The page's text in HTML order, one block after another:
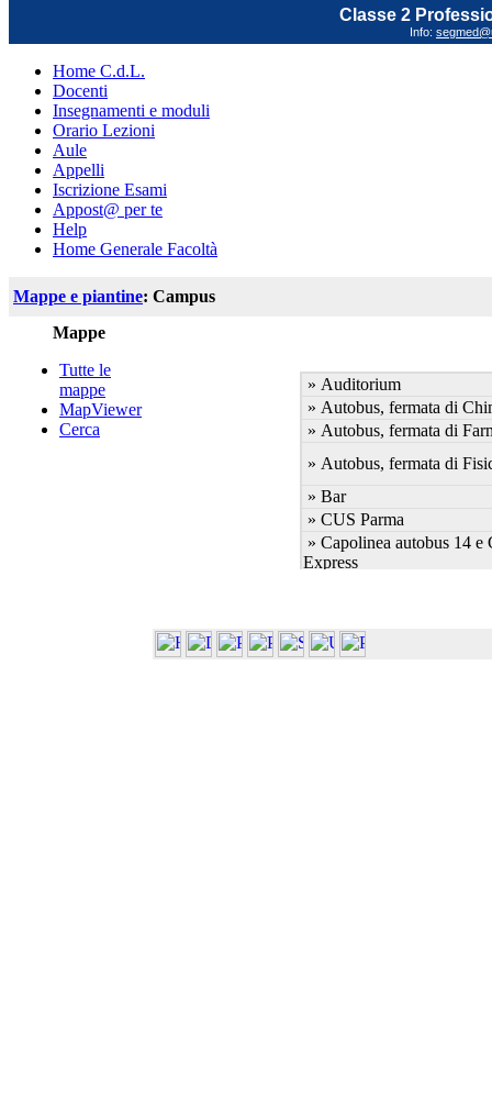
Classe 2
Info:
Home C.d.L.
Docenti
Insegnamenti e moduli
Orario Lezioni
Aule
Appelli
Iscrizione Esami
Appost@ per te
Help
Home Generale Facoltà
Mappe e piantine: Campus
Mappe
Tutte le
mappe
MapViewer
Cerca
» Auditorium
» Autobus, fermata di
» Autobus, fermata di
» Autobus, fermata di
» Bar
» CUS Parma
» Capolinea autobus 14 e
Express
» Centro Linguistico
» Centro S.Elisabetta